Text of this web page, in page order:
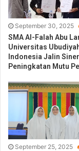
September 30, 2025
SMA Al-Falah Abu
Universitas
Indonesia Jalin
Peningkatan Mutu
September 25, 2025